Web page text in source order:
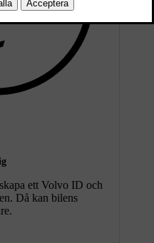
ett Volvo ID och
Då kan bilens